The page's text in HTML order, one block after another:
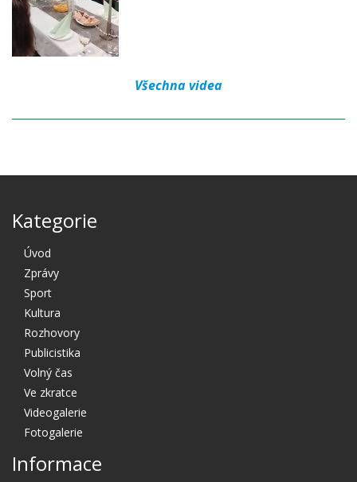
Všechna videa
Kategorie
Úvod
Zprávy
Sport
Kultura
Rozhovory
Publicistika
Volný čas
Ve zkratce
Videogalerie
Fotogalerie
Informace